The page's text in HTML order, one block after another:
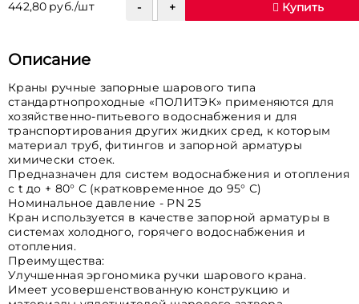
442,80 руб./шт Купить
Описание
Краны ручные запорные шарового типа
стандартнопроходные «ПОЛИТЭК» применяются для
хозяйственно-питьевого водоснабжения и для
транспортирования других жидких сред, к которым
материал труб, фитингов и запорной арматуры
химически стоек.
Предназначен для систем водоснабжения и отопления
с t до + 80° С (кратковременное до 95° С)
Номинальное давление - PN 25
Кран используется в качестве запорной арматуры в
системах холодного, горячего водоснабжения и
отопления.
Преимущества:
Улучшенная эргономика ручки шарового крана.
Имеет усовершенствованную конструкцию и